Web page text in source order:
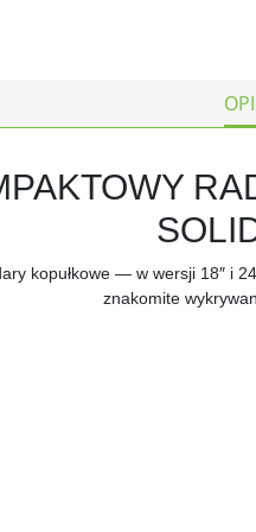
kopułkowe — w wersji 18″ i
znakomite